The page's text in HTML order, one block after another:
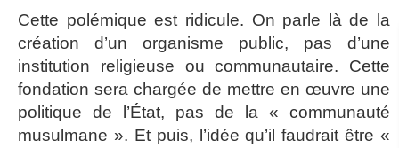
Cette polémique est ridicule. On parle là de la
création d’un organisme public, pas d’une
institution religieuse ou communautaire. Cette
fondation sera chargée de mettre en œuvre une
politique de l’État, pas de la « communauté
musulmane ». Et puis, l’idée qu’il faudrait être «